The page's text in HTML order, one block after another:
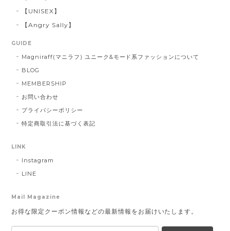
【UNISEX】
【Angry Sally】
GUIDE
Magniraff(マニラフ) ユニーク&モード系ファッションについて
BLOG
MEMBERSHIP
お問い合わせ
プライバシーポリシー
特定商取引法に基づく表記
LINK
Instagram
LINE
Mail Magazine
お得な限定クーポン情報などの最新情報をお届けいたします。